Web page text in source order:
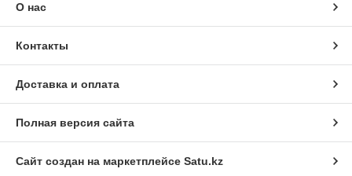
О нас
Контакты
Доставка и оплата
Полная версия сайта
Сайт создан на маркетплейсе Satu.kz